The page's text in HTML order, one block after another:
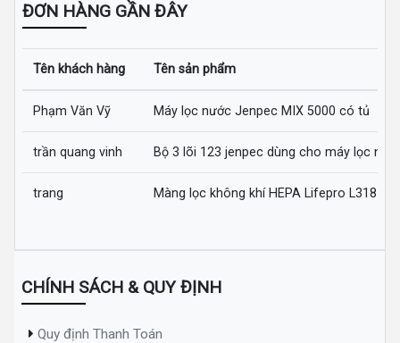
ĐƠN HÀNG GẦN ĐÂY
Tên khách hàng Tên sản phẩm
Phạm Văn Vỹ Máy lọc nước Jenpec MIX 5000 có tủ
trần quang vinh Bộ 3 lõi 123 jenpec dùng cho máy lọc
trang Màng lọc không khí HEPA Lifepro L318-AZ
CHÍNH SÁCH & QUY ĐỊNH
Quy định Thanh Toán